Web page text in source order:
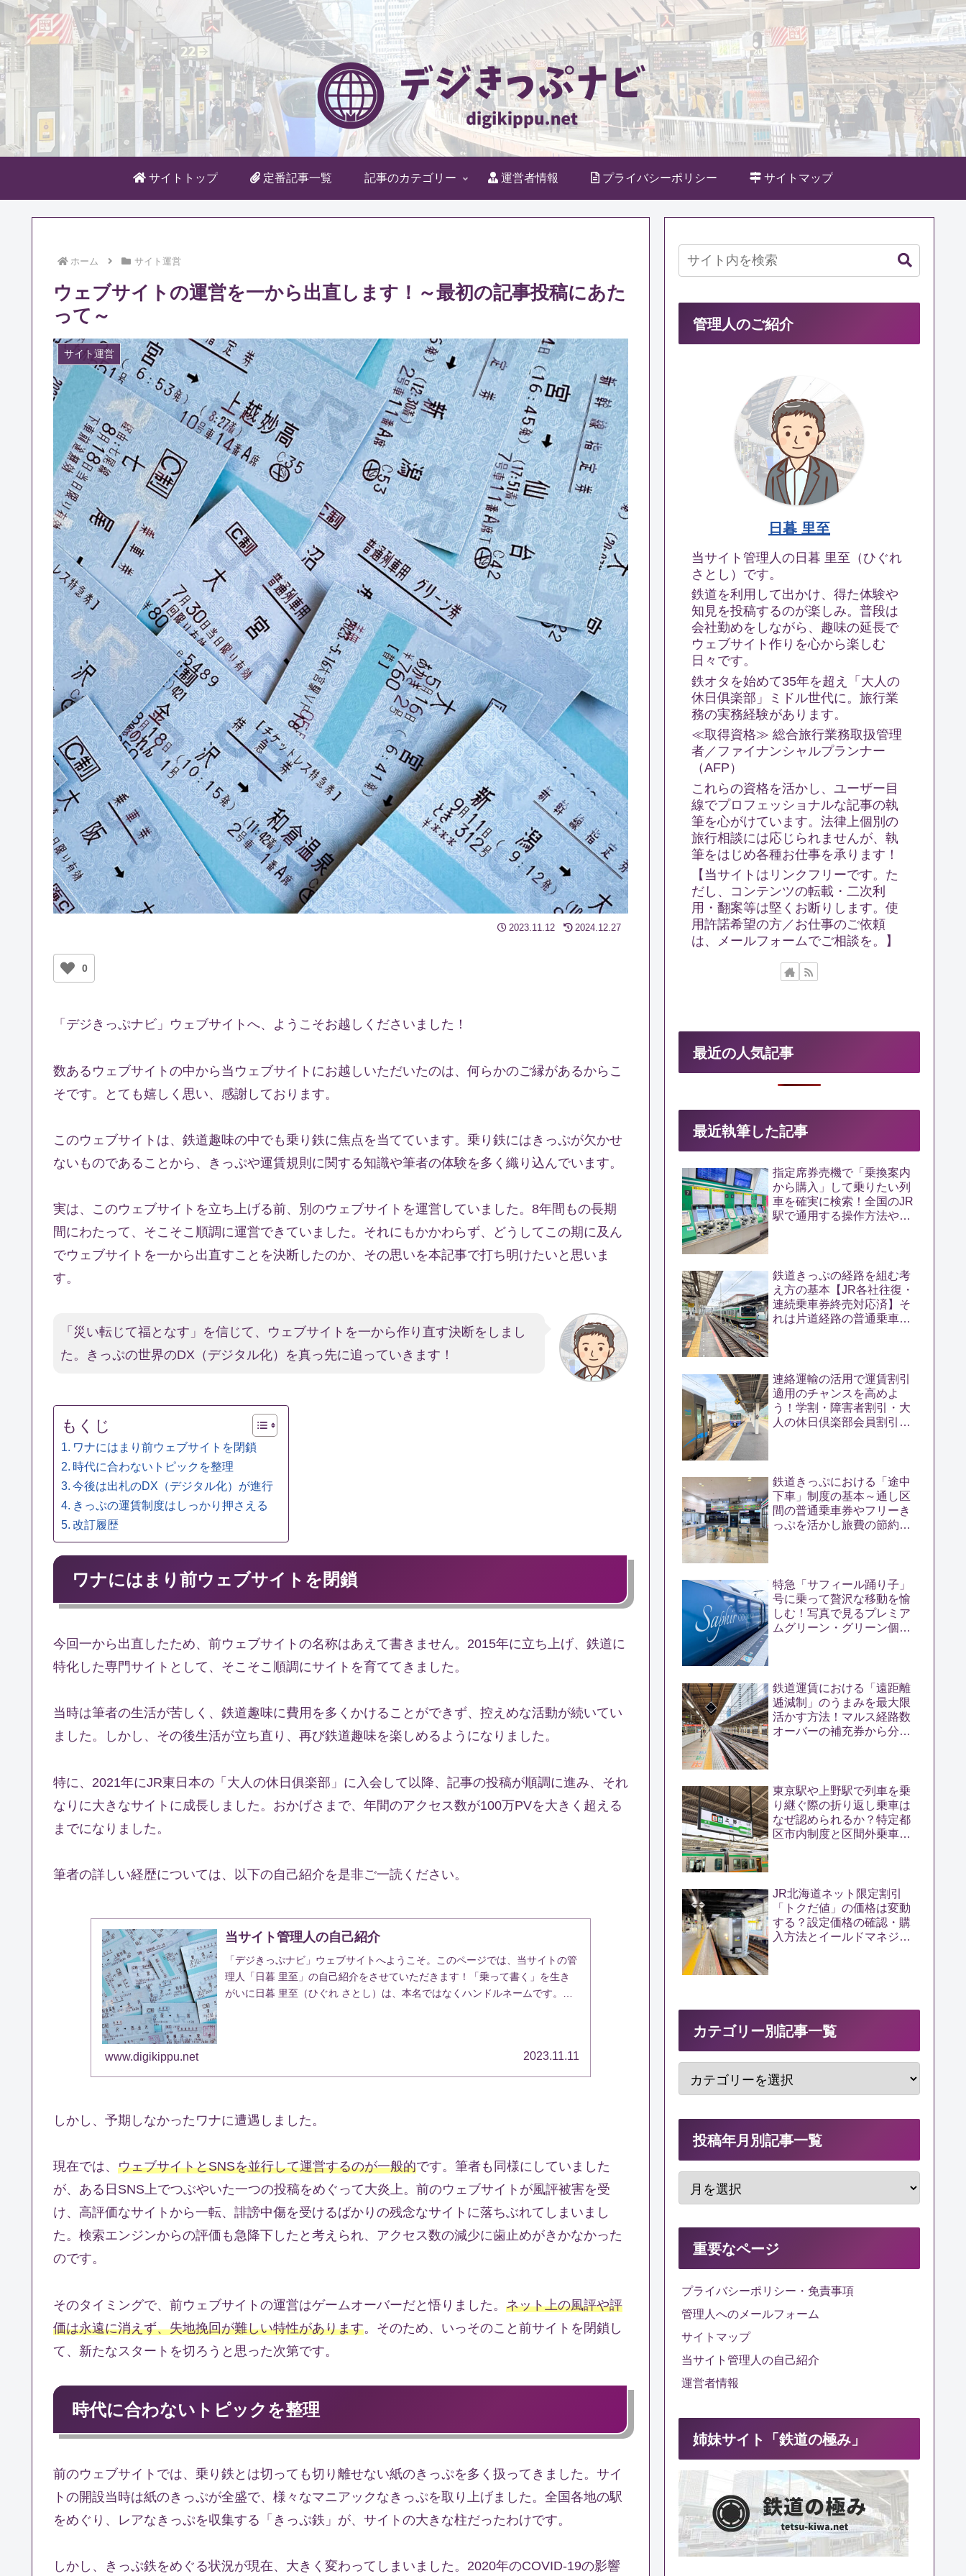
サイトトップ 定番記事一覧 記事のカテゴリー 運営者情報 プライバシーポリシー サイトマップ
ホーム サイト運営
ウェブサイトの運営を一から出直します！～最初の記事投稿にあた
って～
サイト運営
2023.11.12 2024.12.27
0
「デジきっぷナビ」ウェブサイトへ、ようこそお越しくださいました！
数あるウェブサイトの中から当ウェブサイトにお越しいただいたのは、何らかのご縁があるからこ
そです。とても嬉しく思い、感謝しております。
このウェブサイトは、鉄道趣味の中でも乗り鉄に焦点を当てています。乗り鉄にはきっぷが欠かせ
ないものであることから、きっぷや運賃規則に関する知識や筆者の体験を多く織り込んでいます。
実は、このウェブサイトを立ち上げる前、別のウェブサイトを運営していました。8年間もの長期
間にわたって、そこそこ順調に運営できていました。それにもかかわらず、どうしてこの期に及ん
でウェブサイトを一から出直すことを決断したのか、その思いを本記事で打ち明けたいと思いま
す。
「災い転じて福となす」を信じて、ウェブサイトを一から作り直す決断をしまし
た。きっぷの世界のDX（デジタル化）を真っ先に追っていきます！
もくじ
ワナにはまり前ウェブサイトを閉鎖
時代に合わないトピックを整理
今後は出札のDX（デジタル化）が進行
きっぷの運賃制度はしっかり押さえる
改訂履歴
ワナにはまり前ウェブサイトを閉鎖
今回一から出直したため、前ウェブサイトの名称はあえて書きません。2015年に立ち上げ、鉄道に
特化した専門サイトとして、そこそこ順調にサイトを育ててきました。
当時は筆者の生活が苦しく、鉄道趣味に費用を多くかけることができず、控えめな活動が続いてい
ました。しかし、その後生活が立ち直り、再び鉄道趣味を楽しめるようになりました。
特に、2021年にJR東日本の「大人の休日俱楽部」に入会して以降、記事の投稿が順調に進み、それ
なりに大きなサイトに成長しました。おかげさまで、年間のアクセス数が100万PVを大きく超える
までになりました。
筆者の詳しい経歴については、以下の自己紹介を是非ご一読ください。
当サイト管理人の自己紹介
「デジきっぷナビ」ウェブサイトへようこそ。このページでは、当サイトの管
理人「日暮 里至」の自己紹介をさせていただきます！「乗って書く」を生き
がいに日暮 里至（ひぐれ さとし）は、本名ではなくハンドルネームです。東
www.digikippu.net 2023.11.11
しかし、予期しなかったワナに遭遇しました。
現在では、 ウェブサイトとSNSを並行して運営するのが一般的です。筆者も同様にしていました
が、ある日SNS上でつぶやいた一つの投稿をめぐって大炎上。前のウェブサイトが風評被害を受
け、高評価なサイトから一転、誹謗中傷を受けるばかりの残念なサイトに落ちぶれてしまいまし
た。検索エンジンからの評価も急降下したと考えられ、アクセス数の減少に歯止めがきかなかった
のです。
そのタイミングで、前ウェブサイトの運営はゲームオーバーだと悟りました。 ネット上の風評や評
価は永遠に消えず、失地挽回が難しい特性があります。そのため、いっそのこと前サイトを閉鎖し
て、新たなスタートを切ろうと思った次第です。
時代に合わないトピックを整理
前のウェブサイトでは、乗り鉄とは切っても切り離せない紙のきっぷを多く扱ってきました。サイ
トの開設当時は紙のきっぷが全盛で、様々なマニアックなきっぷを取り上げました。全国各地の駅
をめぐり、レアなきっぷを収集する「きっぷ鉄」が、サイトの大きな柱だったわけです。
しかし、きっぷ鉄をめぐる状況が現在、大きく変わってしまいました。2020年のCOVID-19の影響
管理人のご紹介
日暮 里至
当サイト管理人の日暮 里至（ひぐれ
さとし）です。
鉄道を利用して出かけ、得た体験や
知見を投稿するのが楽しみ。普段は
会社勤めをしながら、趣味の延長で
ウェブサイト作りを心から楽しむ
日々です。
鉄オタを始めて35年を超え「大人の
休日俱楽部」ミドル世代に。旅行業
務の実務経験があります。
≪取得資格≫ 総合旅行業務取扱管理
者／ファイナンシャルプランナー
（AFP）
これらの資格を活かし、ユーザー目
線でプロフェッショナルな記事の執
筆を心がけています。法律上個別の
旅行相談には応じられませんが、執
筆をはじめ各種お仕事を承ります！
【当サイトはリンクフリーです。た
だし、コンテンツの転載・二次利
用・翻案等は堅くお断りします。使
用許諾希望の方／お仕事のご依頼
は、メールフォームでご相談を。】
最近の人気記事
最近執筆した記事
指定席券売機で「乗換案内
から購入」して乗りたい列
車を確実に検索！全国のJR
駅で通用する操作方法や裏
鉄道きっぷの経路を組む考
え方の基本【JR各社往復・
連続乗車券終売対応済】そ
れは片道経路の普通乗車券
連絡運輸の活用で運賃割引
適用のチャンスを高めよ
う！学割・障害者割引・大
人の休日倶楽部会員割引の
鉄道きっぷにおける「途中
下車」制度の基本～通し区
間の普通乗車券やフリーき
っぷを活かし旅費の節約に
特急「サフィール踊り子」
号に乗って贅沢な移動を愉
しむ！写真で見るプレミア
ムグリーン・グリーン個
鉄道運賃における「遠距離
逓減制」のうまみを最大限
活かす方法！マルス経路数
オーバーの補充券から分か
東京駅や上野駅で列車を乗
り継ぐ際の折り返し乗車は
なぜ認められるか？特定都
区市内制度と区間外乗車特
JR北海道ネット限定割引
「トクだ値」の価格は変動
する？設定価格の確認・購
入方法とイールドマネジメ
カテゴリー別記事一覧
投稿年月別記事一覧
重要なページ
プライバシーポリシー・免責事項
管理人へのメールフォーム
サイトマップ
当サイト管理人の自己紹介
運営者情報
姉妹サイト「鉄道の極み」